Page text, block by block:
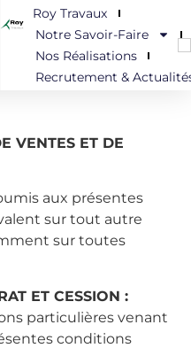
Roy Travaux
Notre Savoir-Faire
Nos Réalisations
Recrutement &
VENTES ET DE
aux présentes
sur tout autre
sur toutes
ET CESSION :
particulières venant
conditions